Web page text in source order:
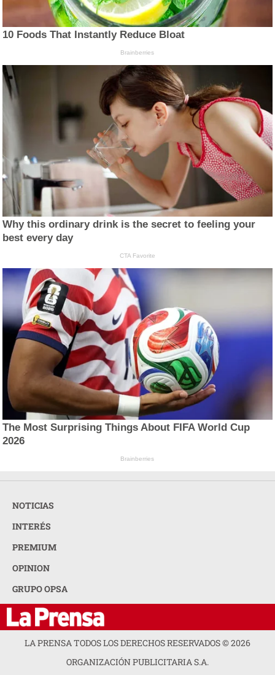
10 Foods That Instantly Reduce Bloat
Brainberries
Why this ordinary drink is the secret to feeling your
best every day
CTA Favorite
The Most Surprising Things About FIFA World Cup
2026
Brainberries
NOTICIAS
INTERÉS
PREMIUM
OPINION
GRUPO OPSA
LA PRENSA TODOS LOS DERECHOS RESERVADOS ©2026
ORGANIZACIÓN PUBLICITARIA S.A.